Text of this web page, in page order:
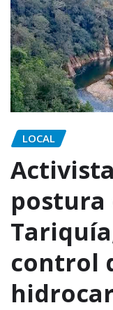
LOCAL
postura
control